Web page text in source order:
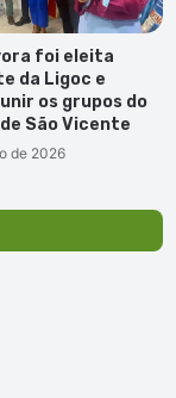
foi eleita
da Ligoc e
os grupos do
São Vicente
de 2026